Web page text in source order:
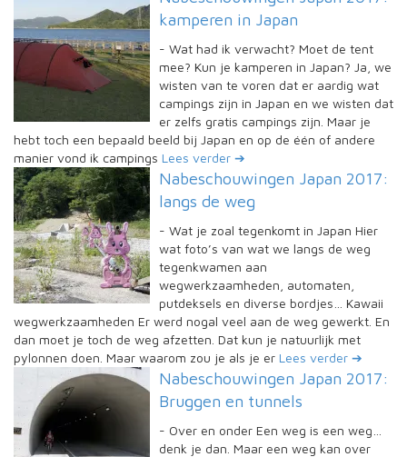
kamperen in Japan
- Wat had ik verwacht? Moet de tent
mee? Kun je kamperen in Japan? Ja, we
wisten van te voren dat er aardig wat
campings zijn in Japan en we wisten dat
er zelfs gratis campings zijn. Maar je
hebt toch een bepaald beeld bij Japan en op de één of andere
manier vond ik campings Lees verder ➔
Nabeschouwingen Japan 2017:
langs de weg
- Wat je zoal tegenkomt in Japan Hier
wat foto’s van wat we langs de weg
tegenkwamen aan
wegwerkzaamheden, automaten,
putdeksels en diverse bordjes… Kawaii
wegwerkzaamheden Er werd nogal veel aan de weg gewerkt. En
dan moet je toch de weg afzetten. Dat kun je natuurlijk met
pylonnen doen. Maar waarom zou je als je er Lees verder ➔
Nabeschouwingen Japan 2017:
Bruggen en tunnels
- Over en onder Een weg is een weg…
denk je dan. Maar een weg kan over